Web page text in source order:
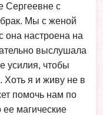
Сергеевне с
Мы с женой
она настроена на
выслушала
усилия, чтобы
я и живу не в
помочь нам по
магические